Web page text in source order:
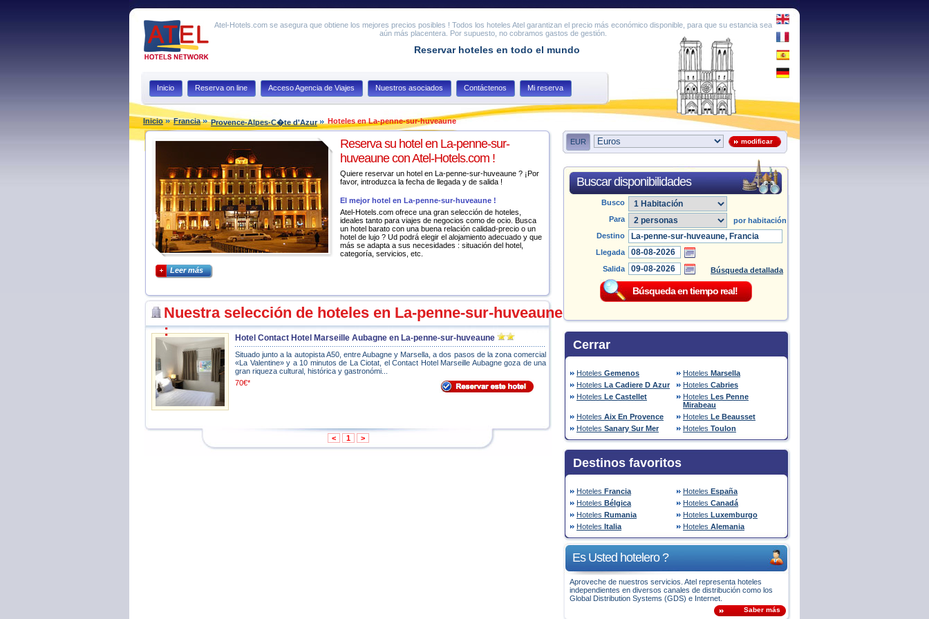
Atel-Hotels.com se asegura que obtiene los mejores precios posibles ! Todos los hoteles Atel garantizan el precio más económico disponible, para que su estancia sea
aún más placentera. Por supuesto, no cobramos gastos de gestión.
Reservar hoteles en todo el mundo
Inicio Reserva on line Acceso Agencia de Viajes Nuestros asociados Contáctenos Mi reserva
Inicio Francia Provence-Alpes-C�te d'Azur Hoteles en La-penne-sur-huveaune
Reserva su hotel en La-penne-sur-
huveaune con Atel-Hotels.com !
Quiere reservar un hotel en La-penne-sur-huveaune ? ¡Por
favor, introduzca la fecha de llegada y de salida !
El mejor hotel en La-penne-sur-huveaune !
Atel-Hotels.com ofrece una gran selección de hoteles,
ideales tanto para viajes de negocios como de ocio. Busca
un hotel barato con una buena relación calidad-precio o un
hotel de lujo ? Ud podrá elegir el alojamiento adecuado y que
más se adapta a sus necesidades : situación del hotel,
categoría, servicios, etc.
Leer más
Nuestra selección de hoteles en La-penne-sur-huveaune
:
Hotel Contact Hotel Marseille Aubagne en La-penne-sur-huveaune
Situado junto a la autopista A50, entre Aubagne y Marsella, a dos pasos de la zona comercial
«La Valentine» y a 10 minutos de La Ciotat, el Contact Hotel Marseille Aubagne goza de una
gran riqueza cultural, histórica y gastronómi...
70€*
< 1 >
EUR modificar
Buscar disponibilidades
Busco
Para
por habitación
Destino
Llegada
Salida
Búsqueda detallada
Cerrar
Hoteles Gemenos Hoteles Marsella
Hoteles La Cadiere D Azur Hoteles Cabries
Hoteles Le Castellet Hoteles Les Penne
Mirabeau
Hoteles Aix En Provence Hoteles Le Beausset
Hoteles Sanary Sur Mer Hoteles Toulon
Destinos favoritos
Hoteles Francia Hoteles España
Hoteles Bélgica Hoteles Canadá
Hoteles Rumania Hoteles Luxemburgo
Hoteles Italia Hoteles Alemania
Es Usted hotelero ?
Aproveche de nuestros servicios. Atel representa hoteles
independientes en diversos canales de distribución como los
Global Distribution Systems (GDS) e Internet.
Saber más